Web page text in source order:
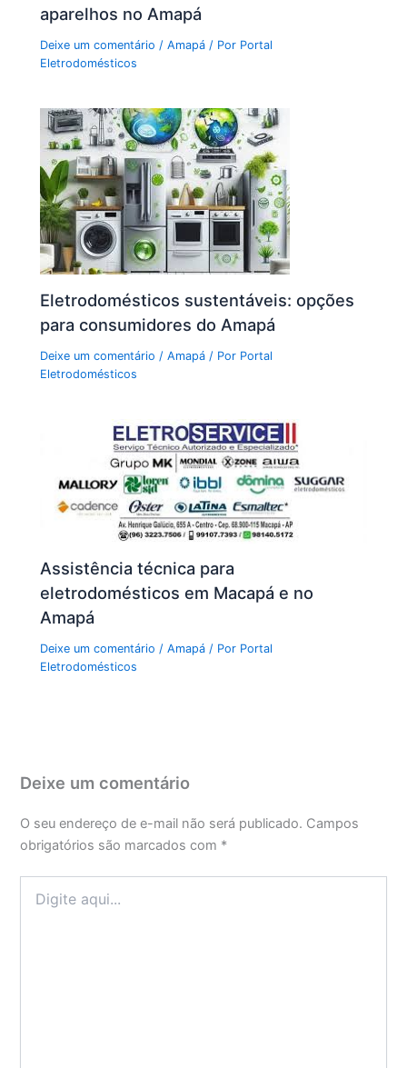
aparelhos no Amapá
Deixe um comentário /Amapá / Por Portal
Eletrodomésticos
Eletrodomésticos sustentáveis: opções
para consumidores do Amapá
Deixe um comentário /Amapá / Por Portal
Eletrodomésticos
Assistência técnica para
eletrodomésticos em Macapá e no
Amapá
Deixe um comentário /Amapá / Por Portal
Eletrodomésticos
Deixe um comentário
O seu endereço de e-mail não será publicado. Campos
obrigatórios são marcados com *
aqui...